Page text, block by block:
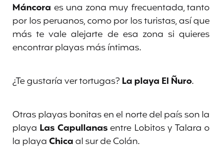
Máncora es una zona muy frecuentada, tanto
por los peruanos, como por los turistas, así que
más te vale alejarte de esa zona si quieres
encontrar playas más íntimas.
¿Te gustaría ver tortugas?La playa El Ñuro.
Otras playas bonitas en el norte del país son la
playa Las Capullanasentre Lobitos y Talara o
la playaChicaal sur de Colán.